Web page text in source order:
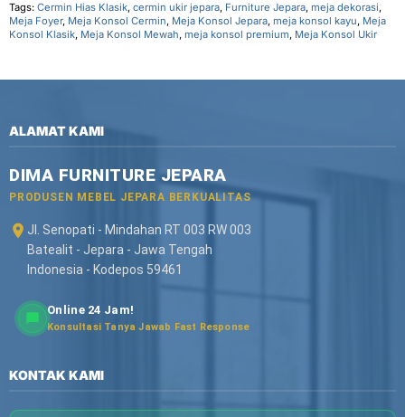
Tags: Cermin Hias Klasik, cermin ukir jepara, Furniture Jepara, meja dekorasi,
Meja Foyer, Meja Konsol Cermin, Meja Konsol Jepara, meja konsol kayu, Meja
Konsol Klasik, Meja Konsol Mewah, meja konsol premium, Meja Konsol Ukir
ALAMAT KAMI
DIMA FURNITURE JEPARA
PRODUSEN MEBEL JEPARA BERKUALITAS
Jl. Senopati - Mindahan RT 003 RW 003
Batealit - Jepara - Jawa Tengah
Indonesia - Kodepos 59461
Online 24 Jam!
Konsultasi Tanya Jawab Fast Response
KONTAK KAMI